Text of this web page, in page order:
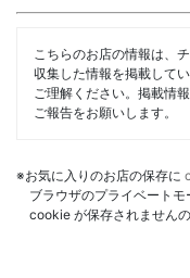
こちらのお店の情報は、
収集した情報を掲載して
ご理解ください。掲載情
ご報告をお願いします。
※お気に入りのお店の保存に
ブラウザのプライベート
cookie が保存されません